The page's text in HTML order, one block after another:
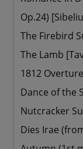
Op.24)
The Firebird
The Lamb
1812
Dance of the
Nutcracker
Dies Irae